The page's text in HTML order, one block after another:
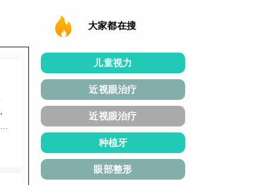
大家都在搜
儿童视力
近视眼治疗
近视眼治疗
种植牙
眼部整形